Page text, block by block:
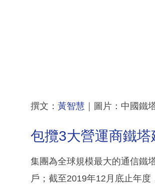
撰文： 黃智慧 ｜圖片：中國鐵
包攬3大營運商鐵塔
集團為全球規模最大的通信鐵
戶；截至2019年12月底止年度